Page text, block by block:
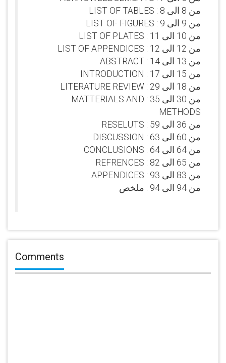
من 8 الى 8 : LIST OF TABLES
من 9 الى 9 : LIST OF FIGURES
من 10 الى 11 : LIST OF PLATES
من 12 الى 12 : LIST OF APPENDICES
من 13 الى 14 : ABSTRACT
من 15 الى 17 : INTRODUCTION
من 18 الى 29 : LITERATURE REVIEW
من 30 الى 35 : MATTERIALS AND
METHODS
من 36 الى 59 : RESELUTS
من 60 الى 63 : DISCUSSION
من 64 الى 64 : CONCLUSIONS
من 65 الى 82 : REFRENCES
من 83 الى 93 : APPENDICES
من 94 الى 94 : ملخص
Comments